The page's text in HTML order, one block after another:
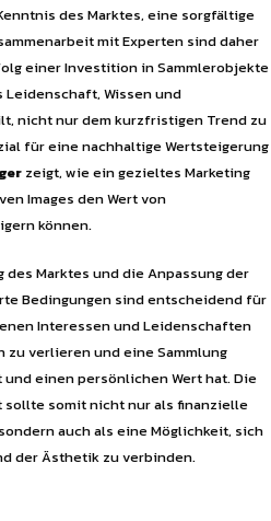
des Marktes, eine sorgfältige
mit Experten sind daher
einer Investition in Sammlerobjekte
Leidenschaft, Wissen und
nicht nur dem kurzfristigen Trend zu
für eine nachhaltige Wertsteigerung
zeigt, wie ein gezieltes Marketing
Images den Wert von
können.
Marktes und die Anpassung der
Bedingungen sind entscheidend für
Interessen und Leidenschaften
zu verlieren und eine Sammlung
einen persönlichen Wert hat. Die
somit nicht nur als finanzielle
auch als eine Möglichkeit, sich
der Ästhetik zu verbinden.